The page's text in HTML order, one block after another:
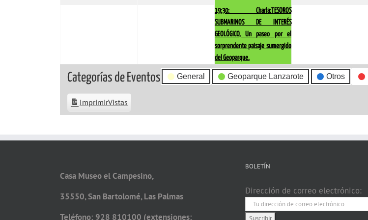
event)
19:30: Charla:TESOROS
SUBMARINOS DE INTERÉS
GEOLÓGICO, Un paseo por el
sorprendente paisaje sumergido
del Geoparque.
Categorías de Eventos General Geoparque Lanzarote Otros
ImprimirVistas
Casa Museo el Campesino,
35550, San Bartolomé, Las Palmas
Teléfono: 928 810100 (extensiones:
BOLETÍN
Dirección de correo electrónico: